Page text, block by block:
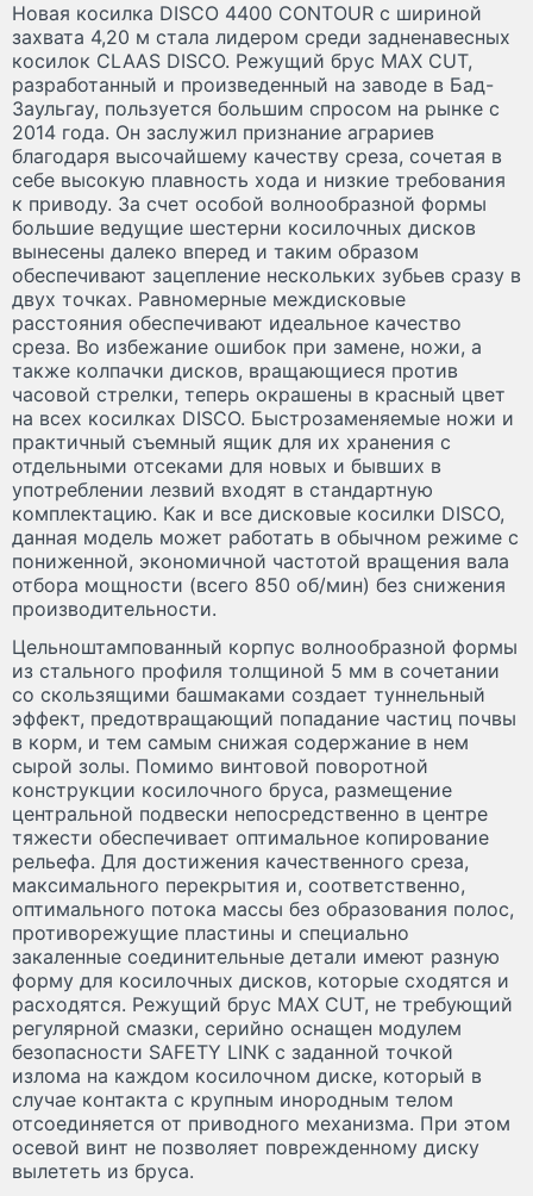
Новая косилка DISCO 4400 CONTOUR с шириной
захвата 4,20 м стала лидером среди задненавесных
косилок CLAAS DISCO. Режущий брус MAX CUT,
разработанный и произведенный на заводе в Бад-
Заульгау, пользуется большим спросом на рынке с
2014 года. Он заслужил признание аграриев
благодаря высочайшему качеству среза, сочетая в
себе высокую плавность хода и низкие требования
к приводу. За счет особой волнообразной формы
большие ведущие шестерни косилочных дисков
вынесены далеко вперед и таким образом
обеспечивают зацепление нескольких зубьев сразу в
двух точках. Равномерные междисковые
расстояния обеспечивают идеальное качество
среза. Во избежание ошибок при замене, ножи, а
также колпачки дисков, вращающиеся против
часовой стрелки, теперь окрашены в красный цвет
на всех косилках DISCO. Быстрозаменяемые ножи и
практичный съемный ящик для их хранения с
отдельными отсеками для новых и бывших в
употреблении лезвий входят в стандартную
комплектацию. Как и все дисковые косилки DISCO,
данная модель может работать в обычном режиме с
пониженной, экономичной частотой вращения вала
отбора мощности (всего 850 об/мин) без снижения
производительности.
Цельноштампованный корпус волнообразной формы
из стального профиля толщиной 5 мм в сочетании
со скользящими башмаками создает туннельный
эффект, предотвращающий попадание частиц почвы
в корм, и тем самым снижая содержание в нем
сырой золы. Помимо винтовой поворотной
конструкции косилочного бруса, размещение
центральной подвески непосредственно в центре
тяжести обеспечивает оптимальное копирование
рельефа. Для достижения качественного среза,
максимального перекрытия и, соответственно,
оптимального потока массы без образования полос,
противорежущие пластины и специально
закаленные соединительные детали имеют разную
форму для косилочных дисков, которые сходятся и
расходятся. Режущий брус MAX CUT, не требующий
регулярной смазки, серийно оснащен модулем
безопасности SAFETY LINK с заданной точкой
излома на каждом косилочном диске, который в
случае контакта с крупным инородным телом
отсоединяется от приводного механизма. При этом
осевой винт не позволяет поврежденному диску
вылететь из бруса.